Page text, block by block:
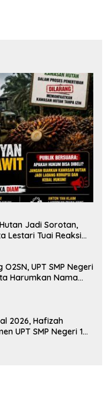
Jadi Sorotan,
Lestari Tuai Reaksi
UPT SMP Negeri
Harumkan Nama
2026, Hafizah
UPT SMP Negeri 1